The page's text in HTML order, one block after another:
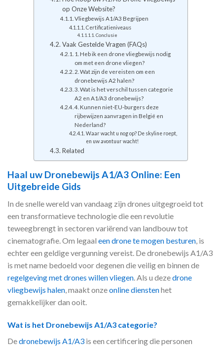
op Onze Website?
Vliegbewijs A1/A3 Begrijpen
Certificatieniveaus
Conclusie
Vaak Gestelde Vragen (FAQs)
1. Heb ik een drone vliegbewijs nodig
om met een drone vliegen?
2. Wat zijn de vereisten om een
dronebewijs A2 halen?
3. Wat is het verschil tussen categorie
A2 en A1/A3 dronebewijs?
4. Kunnen niet-EU-burgers deze
rijbewijzen aanvragen in België en
Nederland?
Waar wacht u nog op? De skyline roept,
en uw avontuur wacht!
Related
Haal uw Dronebewijs A1/A3 Online: Een
Uitgebreide Gids
In de snelle wereld van vandaag zijn drones uitgegroeid tot
een transformatieve technologie die een revolutie
teweegbrengt in sectoren variërend van landbouw tot
cinematografie. Om legaal een drone te mogen besturen , is
echter een geldige vergunning vereist. De dronebewijs A1/A3
is met name bedoeld voor degenen die veilig en binnen de
regelgeving met drones willen vliegen . Als u dezedrone
vliegbewijs halen , maakt onzeonline dienstenhet
gemakkelijker dan ooit.
Wat is het Dronebewijs A1/A3 categorie?
Dedronebewijs A1/A3 is een certificering die personen